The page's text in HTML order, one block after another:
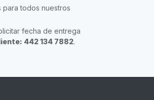
todos nuestros
fecha de entrega
442 134 7882.